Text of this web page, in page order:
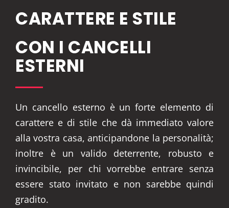
CARATTERE E STILE
CON I CANCELLI
ESTERNI
Un cancello esterno è un forte elemento di
carattere e di stile che dà immediato valore
alla vostra casa, anticipandone la personalità;
inoltre è un valido deterrente, robusto e
invincibile, per chi vorrebbe entrare senza
essere stato invitato e non sarebbe quindi
gradito.